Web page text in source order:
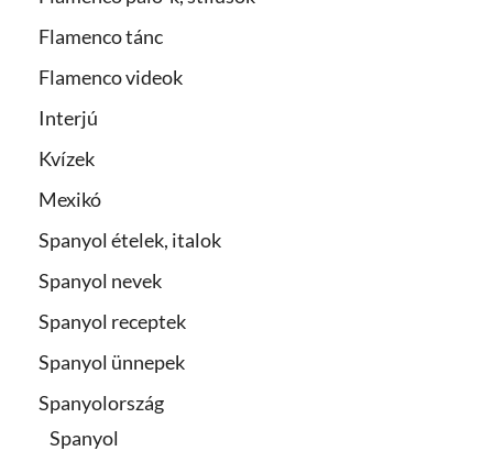
Flamenco tánc
Flamenco videok
Interjú
Kvízek
Mexikó
Spanyol ételek, italok
Spanyol nevek
Spanyol receptek
Spanyol ünnepek
Spanyolország
Spanyol